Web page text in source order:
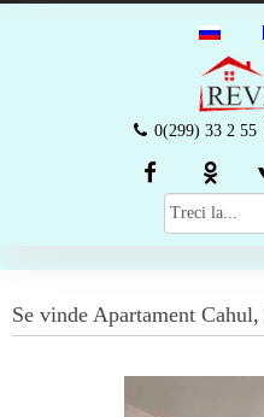
0(299) 33 2 55
Se vinde Apartament Cahul,